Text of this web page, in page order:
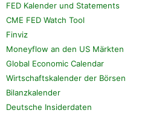
FED Kalender und Statements
CME FED Watch Tool
Finviz
Moneyflow an den US Märkten
Global Economic Calendar
Wirtschaftskalender der Börsen
Bilanzkalender
Deutsche Insiderdaten